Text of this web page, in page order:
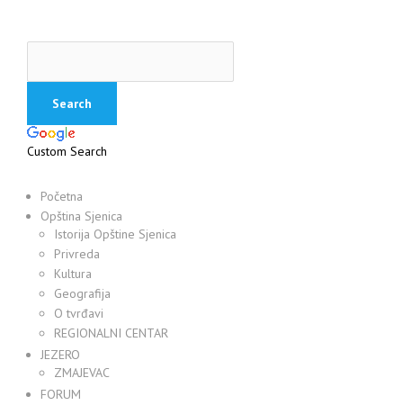
Custom Search
Početna
Opština Sjenica
Istorija Opštine Sjenica
Privreda
Kultura
Geografija
O tvrđavi
REGIONALNI CENTAR
JEZERO
ZMAJEVAC
FORUM